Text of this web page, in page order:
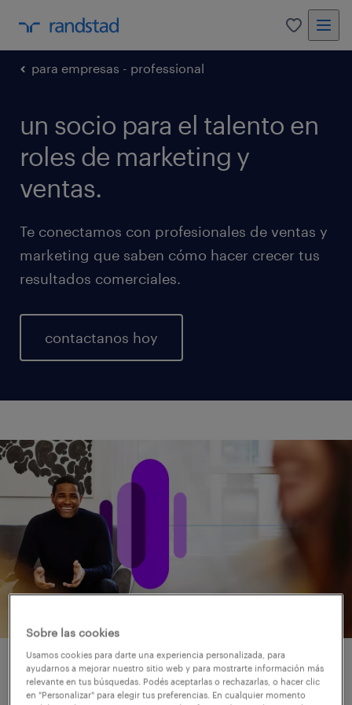
0
para empresas - professional
un socio para el talento en
roles de marketing y
ventas.
Te conectamos con profesionales de ventas y
marketing que saben cómo hacer crecer tus
resultados comerciales.
contactanos hoy
descubrí talento
Sobre las cookies
Usamos cookies para darte una experiencia personalizada, para
ayudarnos a mejorar nuestro sitio web y para mostrarte información más
relevante en tus búsquedas. Podés aceptarlas o rechazarlas, o hacer clic
en "Personalizar" para elegir tus preferencias. En cualquier momento